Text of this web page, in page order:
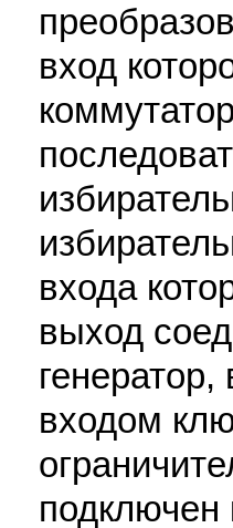
вход
входа
выход
входом
подключен